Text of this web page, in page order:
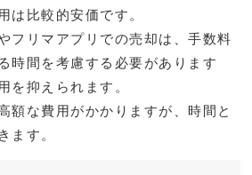
は比較的安価です。
フリマアプリでの売却は、手数料
時間を考慮する必要があります
を抑えられます。
額な費用がかかりますが、時間と
ます。